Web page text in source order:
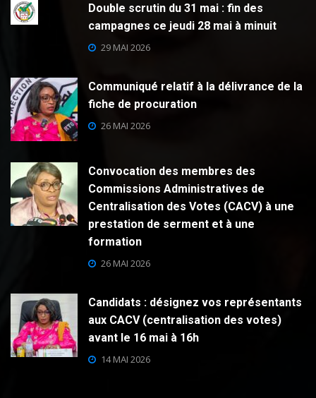
Double scrutin du 31 mai : fin des
campagnes ce jeudi 28 mai à minuit
29 MAI 2026
Communiqué relatif à la délivrance de la
fiche de procuration
26 MAI 2026
Convocation des membres des
Commissions Administratives de
Centralisation des Votes (CACV) à une
prestation de serment et à une
formation
26 MAI 2026
Candidats : désignez vos représentants
aux CACV (centralisation des votes)
avant le 16 mai à 16h
14 MAI 2026